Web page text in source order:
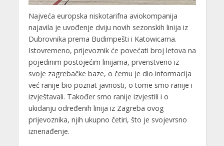
Najveća europska niskotarifna aviokompanija
najavila je uvođenje dviju novih sezonskih linija iz
Dubrovnika prema Budimpešti i Katowicama.
Istovremeno, prijevoznik će povećati broj letova na
pojedinim postojećim linijama, prvenstveno iz
svoje zagrebačke baze, o čemu je dio informacija
već ranije bio poznat javnosti, o tome smo ranije i
izvještavali. Također smo ranije izvjestili i o
ukidanju određenih linija iz Zagreba ovog
prijevoznika, njih ukupno četiri, što je svojevrsno
iznenađenje.